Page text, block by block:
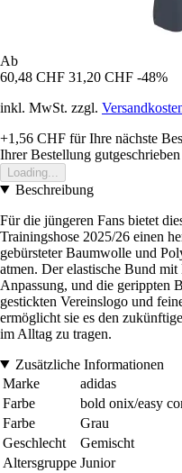
Ab
60,48 CHF 31,20 CHF -48%
inkl. MwSt. zzgl.
+1,56 CHF für Ihre nächste
Ihrer Bestellung gutgeschrieben
Loading...
Beschreibung
Für die jüngeren Fans bietet
Trainingshose 2025/26 einen
gebürsteter Baumwolle und
atmen. Der elastische Bund
Anpassung, und die gerippten
gestickten Vereinslogo und
ermöglicht sie es den
im Alltag zu tragen.
Zusätzliche Informationen
Marke
adidas
Farbe
bold onix/easy
Farbe
Grau
Geschlecht
Gemischt
Altersgruppe Junior